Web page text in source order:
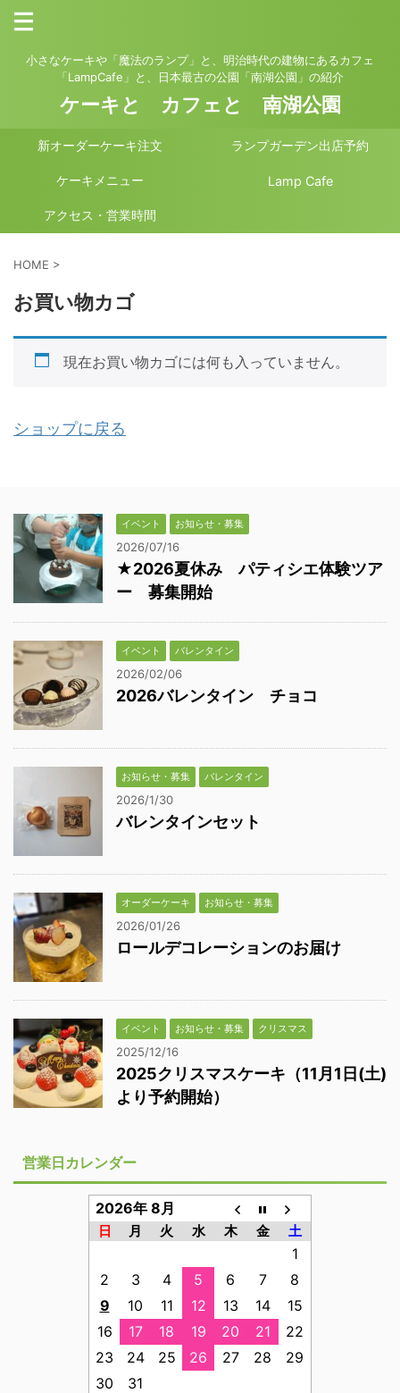
小さなケーキや「魔法のランプ」と、明治時代の建物にあるカフェ
「LampCafe」と、日本最古の公園「南湖公園」の紹介
ケーキと カフェと 南湖公園
新オーダーケーキ注文 ランプガーデン出店予約
ケーキメニュー Lamp Cafe
アクセス・営業時間
HOME >
お買い物カゴ
現在お買い物カゴには何も入っていません。
ショップに戻る
イベント お知らせ・募集
2026/07/16
★2026夏休み パティシエ体験ツア
ー 募集開始
イベント バレンタイン
2026/02/06
2026バレンタイン チョコ
お知らせ・募集 バレンタイン
2026/1/30
バレンタインセット
オーダーケーキ お知らせ・募集
2026/01/26
ロールデコレーションのお届け
イベント お知らせ・募集 クリスマス
2025/12/16
2025クリスマスケーキ（11月1日(土)
より予約開始）
営業日カレンダー
2026年 8月
日 月 火 水 木 金 土
1
2
3 4 5 6 7
8
9
10 11 12 13 14
15
16
17 18 19 20 21
22
23
24 25 26 27 28
29
30
31